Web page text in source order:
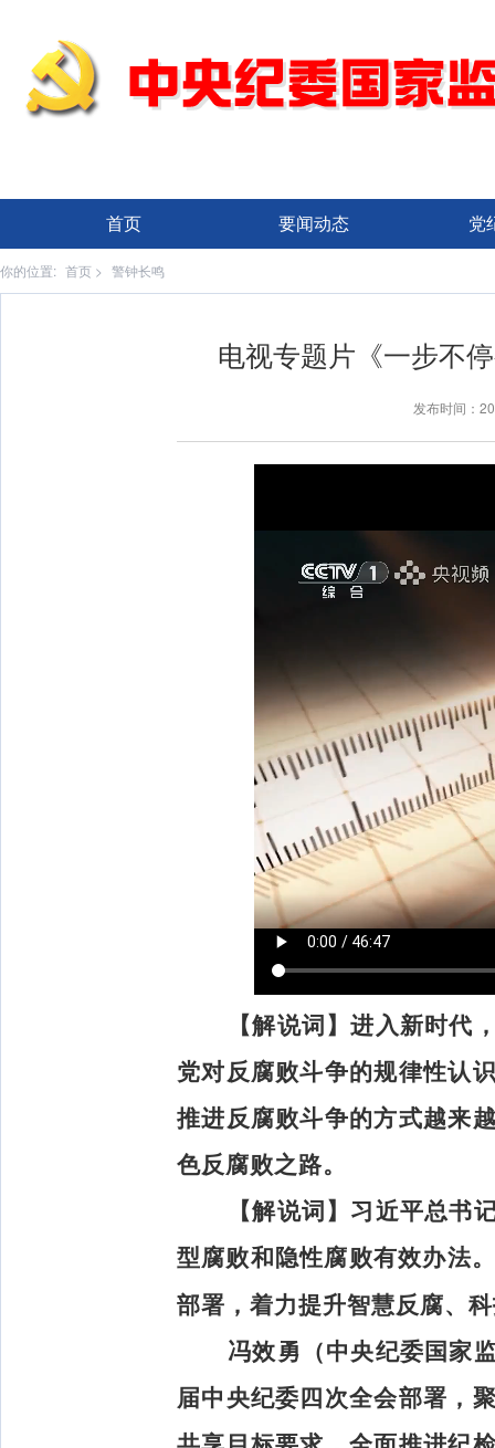
首页 要闻动态 党
你的位置: 首页 > 警钟长鸣
电视专题片《一步不
发布时间：
【解说词】进入新时代
党对反腐败斗争的规律性认
推进反腐败斗争的方式越来
色反腐败之路。
【解说词】 习近平总书
型腐败和隐性腐败有效办法
部署，着力提升智慧反腐、
冯效勇（中央纪委国家
届中央纪委四次全会部署，